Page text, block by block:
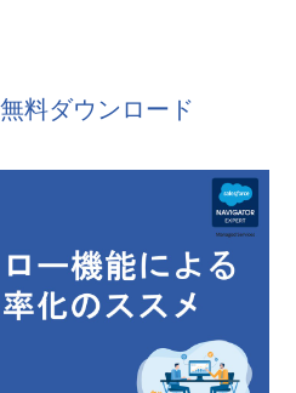
料ダウンロード